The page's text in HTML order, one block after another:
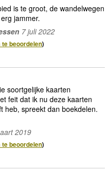
is te groot, de wandelwegen
jammer.
7 juli 2022
te beoordelen)
soortgelijke kaarten
feit dat ik nu deze kaarten
heb, spreekt dan boekdelen.
2019
te beoordelen)